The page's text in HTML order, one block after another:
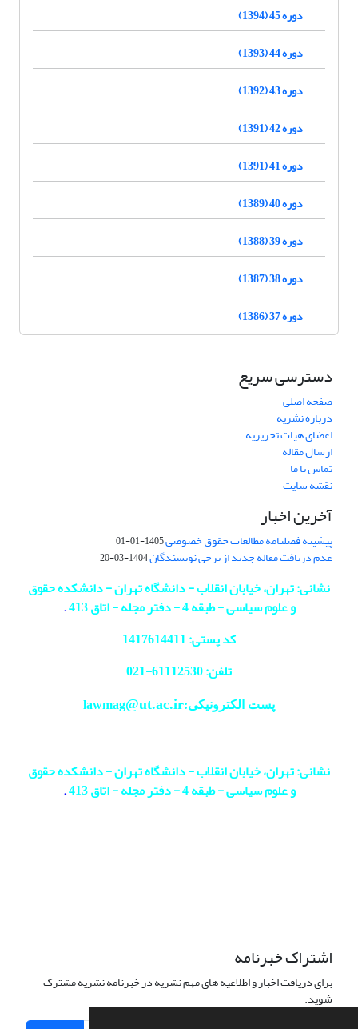
دوره 45 (1394)
دوره 44 (1393)
دوره 43 (1392)
دوره 42 (1391)
دوره 41 (1391)
دوره 40 (1389)
دوره 39 (1388)
دوره 38 (1387)
دوره 37 (1386)
دسترسی سریع
صفحه اصلی
درباره نشریه
اعضای هیات تحریریه
ارسال مقاله
تماس با ما
نقشه سایت
آخرین اخبار
پیشینه فصلنامه مطالعات حقوق خصوصی1405-01-01
عدم دریافت مقاله جدید از برخی نویسندگان1404-03-20
نشانی: تهران، خیابان انقلاب - دانشگاه تهران - دانشکده حقوق
و علوم سیاسی - طبقه 4 - دفتر مجله - اتاق 413
.
کد پستی: 1417614411
تلفن: 61112530-
021
پست الکترونیکی:lawmag@ut.ac.ir
نشانی: تهران، خیابان انقلاب - دانشگاه تهران - دانشکده حقوق
و علوم سیاسی - طبقه 4 - دفتر مجله - اتاق 413
.
اشتراک خبرنامه
برای دریافت اخبار و اطلاعیه های مهم نشریه در خبرنامه نشریه مشترک
شوید.